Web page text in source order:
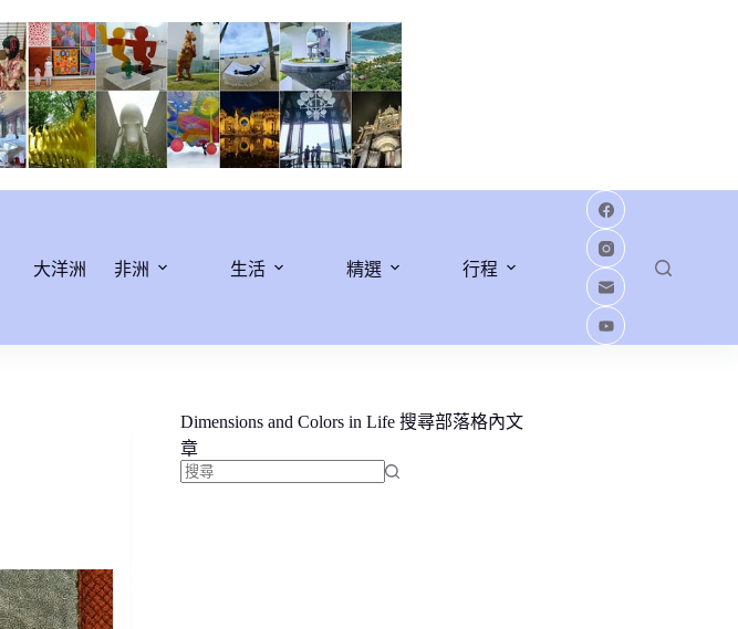
大洋洲 非洲 生活 精選 行程
Dimensions and Colors in Life 搜尋部落格內文
章